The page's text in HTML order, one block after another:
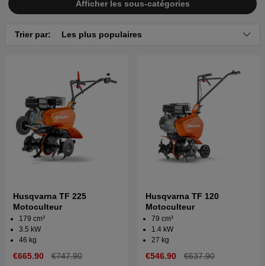
Afficher les sous-catégories
Trier par: Les plus populaires
Husqvarna TF 225
Motoculteur
179 cm³
3.5 kW
46 kg
€665.90 €747.90
Husqvarna TF 120
Motoculteur
79 cm³
1.4 kW
27 kg
€546.90 €637.90